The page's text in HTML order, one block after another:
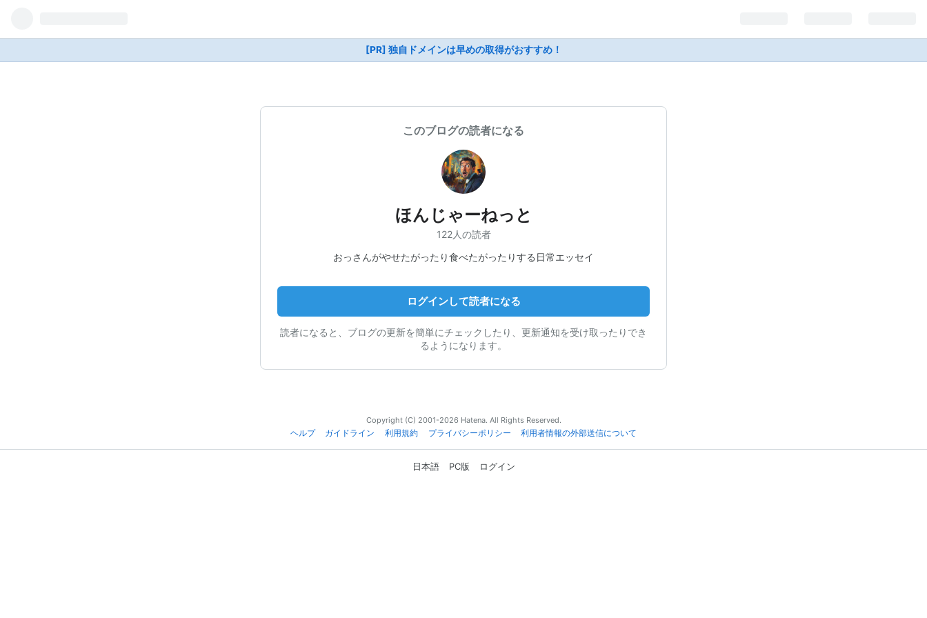
[PR] 独自ドメインは早めの取得がおすすめ！
このブログの読者になる
ほんじゃーねっと
122人の読者
おっさんがやせたがったり食べたがったりする日常エッセイ
ログインして読者になる
読者になると、ブログの更新を簡単にチェックしたり、更新通知を受け取ったりでき
るようになります。
Copyright (C) 2001-2026 Hatena. All Rights Reserved.
ヘルプ
ガイドライン 利用規約 プライバシーポリシー 利用者情報の外部送信について
日本語 PC版 ログイン